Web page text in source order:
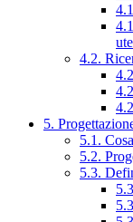
4.2.
5.
5.1.
5.2.
5.3.